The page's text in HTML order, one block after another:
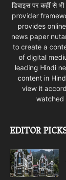
डिवाइस पर कहीं से
provider
provides
news paper
to create a
of digital
leading Hindi
content in
view it
watched
EDITOR